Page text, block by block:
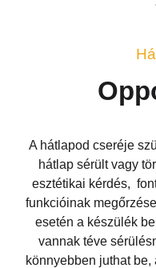
A hátlapod cseréje
hátlap sérült vagy
esztétikai kérdés,
funkcióinak
esetén a készülék
vannak téve
könnyebben juthat